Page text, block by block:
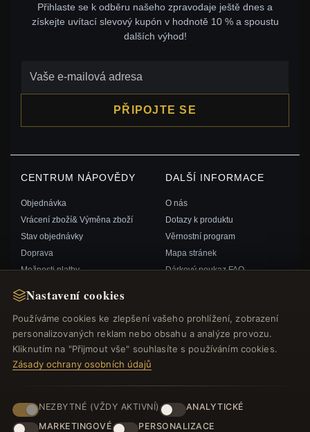
Nastavení cookies
Používáme cookies ke zlepšení vašeho prohlížení, zobrazení
personalizovaných reklam nebo obsahu a analýze provozu.
Kliknutím na "Přijmout vše" souhlasíte s používáním cookies.
Zásady ochrany osobních údajů
NEZBYTNÉ (VŽDY AKTIVNÍ)
ANALYTICKÉ
MARKETINGOVÉ
PERSONALIZACE
Přihlaste se k odběru našeho zpravodaje ještě dnes a
získejte uvítací slevový kupón v hodnotě 10 % a spoustu
dalších výhod!
PŘIPOJTE SE
CENTRUM NÁPOVĚDY
Objednávka
Vrácení zboží& Výměna zboží
Stav objednávky
Doprava
Možnosti platby
Kontaktujte nás
DALŠÍ INFORMACE
O nás
Dotazy k produktu
Věrnostní program
Mapa stránek
Dárkový poukaz FAQ
RYCHLÉ ODKAZY
Nové produkty
Speciální nabídky
Blog
Recenze
SLEDUJTE NÁS